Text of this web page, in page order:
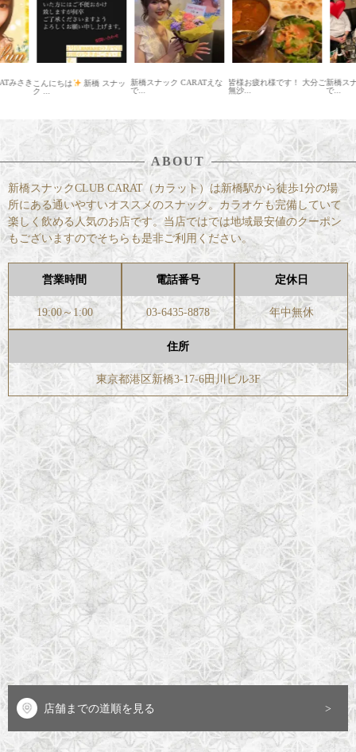
みさき こんにちは
新橋 スナッ
ク ...
新橋スナック CARATえな
で...
皆様お疲れ様です！ 大分ご
無沙...
新橋ス
で...
ABOUT
新橋スナックCLUB CARAT（カラット）は新橋駅から徒歩1分の場
所にある通いやすいオススメのスナック。カラオケも完備していて
楽しく飲める人気のお店です。当店ではでは地域最安値のクーポン
もございますのでそちらも是非ご利用ください。
営業時間
19:00～1:00
電話番号
03-6435-8878
定休日
年中無休
住所
東京都港区新橋3-17-6田川ビル3F
店舗までの道順を見る